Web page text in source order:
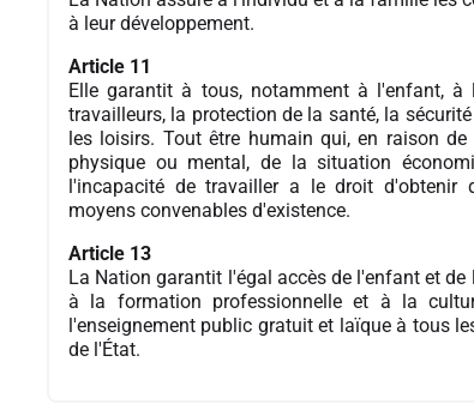
à leur développement.
Article 11
Elle garantit à tous, notamment à l'enfant, à
travailleurs, la protection de la santé, la
les loisirs. Tout être humain qui, en raison
physique ou mental, de la situation
l'incapacité de travailler a le droit d'obtenir
moyens convenables d'existence.
Article 13
La Nation garantit l'égal accès de l'enfant et
à la formation professionnelle et à la
l'enseignement public gratuit et laïque à tous
de l'État.